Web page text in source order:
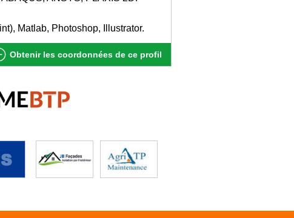
Matlab, Photoshop, Illustrator.
Obtenir les coordonnées de ce profil